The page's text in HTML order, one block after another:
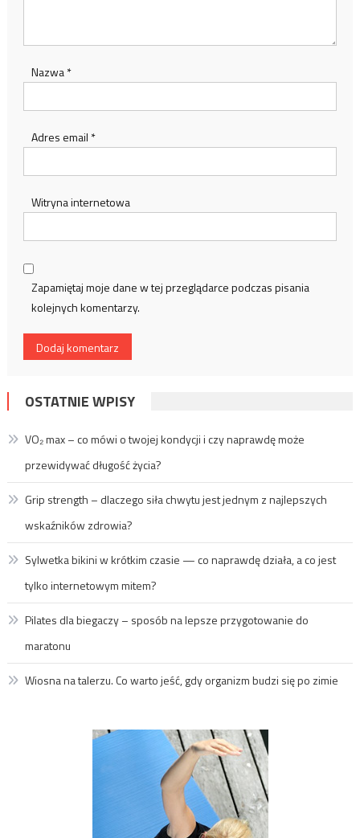
Nazwa*
Adres email *
Witryna internetowa
Zapamiętaj moje dane w tej przeglądarce podczas pisania
kolejnych komentarzy.
OSTATNIE WPISY
VO₂ max – co mówi o twojej kondycji i czy naprawdę może
przewidywać długość życia?
Grip strength – dlaczego siła chwytu jest jednym z najlepszych
wskaźników zdrowia?
Sylwetka bikini w krótkim czasie — co naprawdę działa, a co jest
tylko internetowym mitem?
Pilates dla biegaczy – sposób na lepsze przygotowanie do
maratonu
Wiosna na talerzu. Co warto jeść, gdy organizm budzi się po zimie